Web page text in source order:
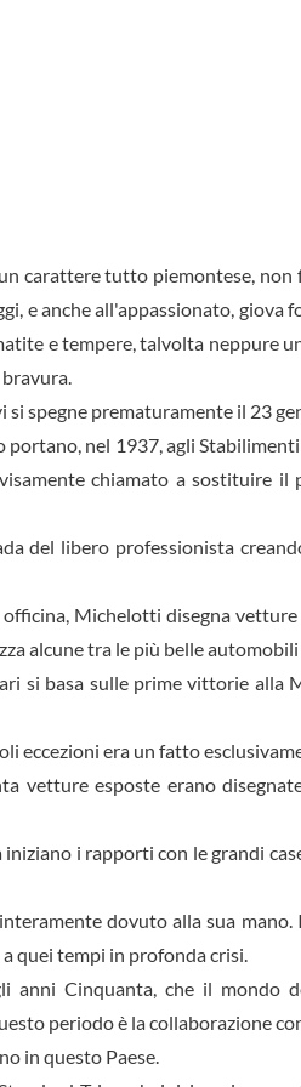
carattere tutto piemontese,
e anche all'appassionato, giova
e tem­pere, talvolta neppure
spegne prematuramente il 23
nel 1937, agli
chiamato a sostituire il
del li­bero professionista
Michelotti disegna
alcune tra le più belle
si ba­sa sulle prime vittorie alla
ec­cezioni era un fatto
vetture esposte erano
i rapporti con le grandi
dovuto alla sua
quei tempi in profonda crisi.
anni Cinquanta, che il mondo
periodo è la collaborazione
in questo Paese.